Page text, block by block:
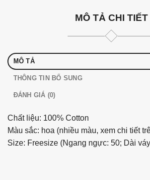
MÔ TẢ CHI TIẾT
MÔ TẢ
THÔNG TIN BỔ SUNG
ĐÁNH GIÁ (0)
Chất liệu: 100% Cotton
Màu sắc: hoa (nhiều màu, xem chi tiết
Size: Freesize (Ngang ngực: 50; Dài